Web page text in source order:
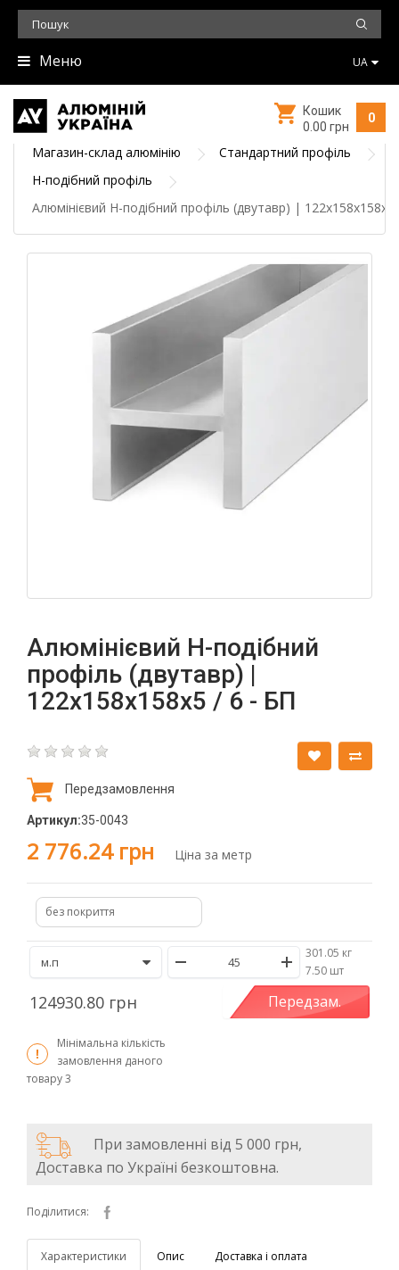
Меню UA
0
Кошик
0.00 грн
Магазин-склад алюмінію
Стандартний профіль
H-подібний профіль
Алюмінієвий Н-подібний профіль (двутавр) |
Алюмінієвий Н-подібний
профіль (двутавр) |
122x158x158x5 / 6 - БП
Передзамовлення
Артикул:35-0043
2 776.24 грн Ціна за метр
без покриття
301.05 кг
/7.50 шт
124930.80 грн Передзам.
Мінімальна кількість
замовлення даного
товару3
При замовленні від 5 000 грн,
Доставка по Україні безкоштовна.
Поділитися:
Характеристики Опис Доставка і оплата